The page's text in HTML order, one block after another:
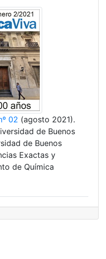
02 (agosto 2021).
de Buenos
de Buenos
Exactas y
de Química